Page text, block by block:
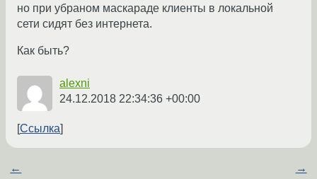
но при убраном маскараде клиенты в локальной
сети сидят без интернета.
Как быть?
alexni
24.12.2018 22:34:36 +00:00
Ссылка
← →